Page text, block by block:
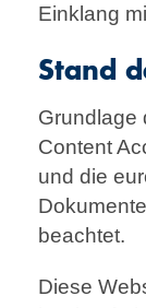
Einklang
Stand
Grundlage
Content
und die
beachtet.
Diese